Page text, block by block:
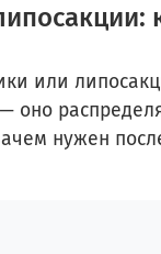
или
оно
нужен